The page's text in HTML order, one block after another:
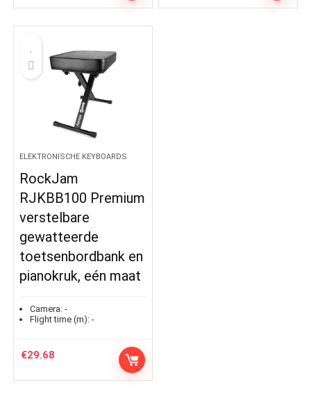
ELEKTRONISCHE KEYBOARDS
RockJam
RJKBB100 Premium
verstelbare
gewatteerde
toetsenbordbank en
pianokruk, eén maat
Camera: -
Flight time (m): -
€29.68